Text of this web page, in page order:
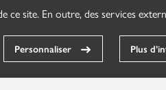
ce site. En outre, des services
Personnaliser Plus